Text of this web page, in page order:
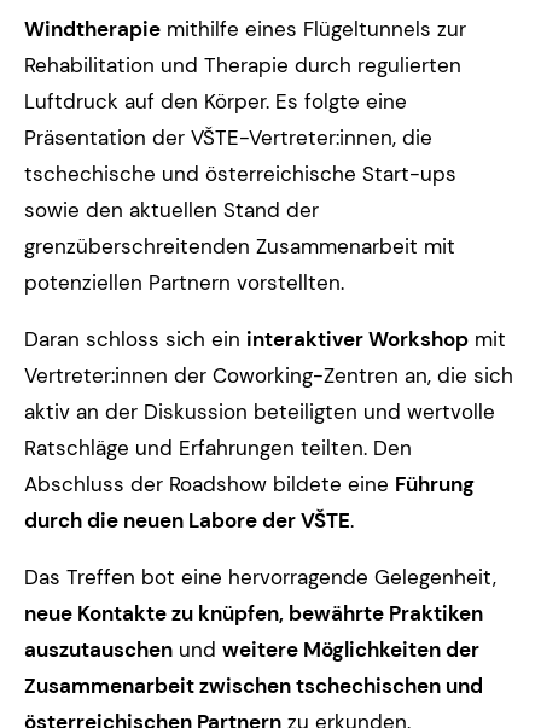
Windtherapie mithilfe eines Flügeltunnels zur
Rehabilitation und Therapie durch regulierten
Luftdruck auf den Körper. Es folgte eine
Präsentation der VŠTE-Vertreter:innen, die
tschechische und österreichische Start-ups
sowie den aktuellen Stand der
grenzüberschreitenden Zusammenarbeit mit
potenziellen Partnern vorstellten.
Daran schloss sich ein interaktiver Workshop mit
Vertreter:innen der Coworking-Zentren an, die sich
aktiv an der Diskussion beteiligten und wertvolle
Ratschläge und Erfahrungen teilten. Den
Abschluss der Roadshow bildete eine Führung
durch die neuen Labore der VŠTE.
Das Treffen bot eine hervorragende Gelegenheit,
neue Kontakte zu knüpfen, bewährte Praktiken
auszutauschen und weitere Möglichkeiten der
Zusammenarbeit zwischen tschechischen und
österreichischen Partnern zu erkunden.